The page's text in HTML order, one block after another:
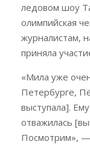
ледовом шоу
олимпийская
журналистам,
приняла
«Мила уже
Петербурге,
выступала].
отважилась
Посмотрим», —